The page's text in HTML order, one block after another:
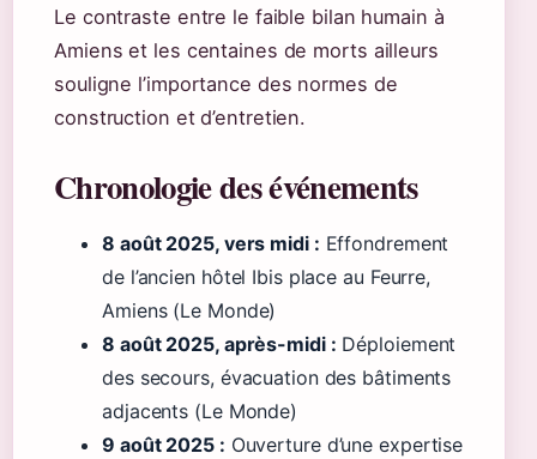
Le contraste entre le faible bilan humain à
Amiens et les centaines de morts ailleurs
souligne l’importance des normes de
construction et d’entretien.
Chronologie des événements
8 août 2025, vers midi : Effondrement
de l’ancien hôtel Ibis place au Feurre,
Amiens (Le Monde)
8 août 2025, après-midi : Déploiement
des secours, évacuation des bâtiments
adjacents (Le Monde)
9 août 2025 : Ouverture d’une expertise